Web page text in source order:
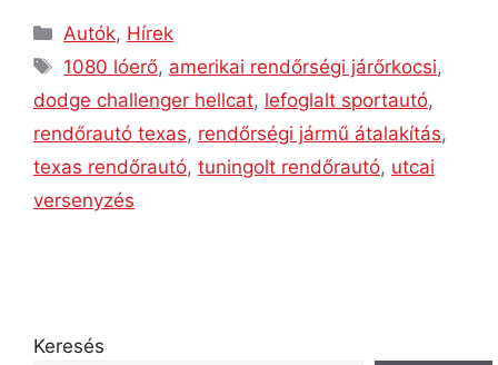
Autók, Hírek
1080 lóerő, amerikai rendőrségi járőrkocsi,
dodge challenger hellcat, lefoglalt sportautó,
rendőrautó texas, rendőrségi jármű átalakítás,
texas rendőrautó, tuningolt rendőrautó, utcai
versenyzés
Keresés